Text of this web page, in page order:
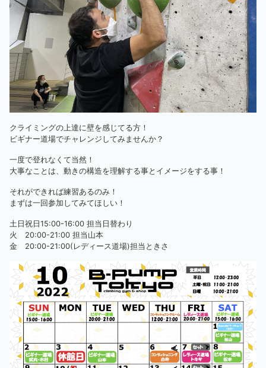
クライミングの上達に壁を感じてる方！
ビギナー道場でチャレンジしてみませんか？
一度で登れなくて当然！
大事なことは、動きの構造を理解する事とイメージをする事！
それができれば練習あるのみ！
まずは一回参加してみてほしい！
土日祝日15:00-16:00 担当日替わり
火 20:00-21:00 担当山本
金 20:00-21:00(レディース道場)担当ときさ